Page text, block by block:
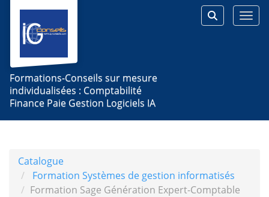
Aller au menu principal
Aller au contenu principal
Personnaliser l'interface
Formations-Conseils sur mesure
individualisées : Comptabilité
Finance Paie Gestion Logiciels IA
Catalogue
Formation Systèmes de gestion informatisés
Formation Sage Génération Expert-Comptable